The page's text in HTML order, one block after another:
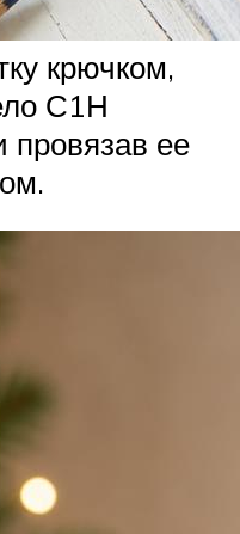
крючком,
С1Н
провязав ее